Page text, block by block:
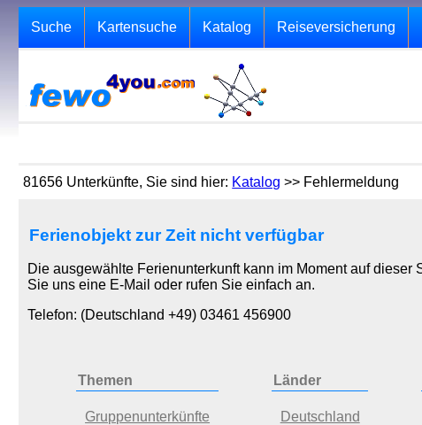
Suche Kartensuche Katalog Reiseversicherung
81656 Unterkünfte, Sie sind hier: Katalog >> Fehlermeldung
Ferienobjekt zur Zeit nicht verfügbar
Die ausgewählte Ferienunterkunft kann im Moment auf
Sie uns eine E-Mail oder rufen Sie einfach an.
Telefon: (Deutschland +49) 03461 456900
Themen
Gruppenunterkünfte
Länder
Deutschland